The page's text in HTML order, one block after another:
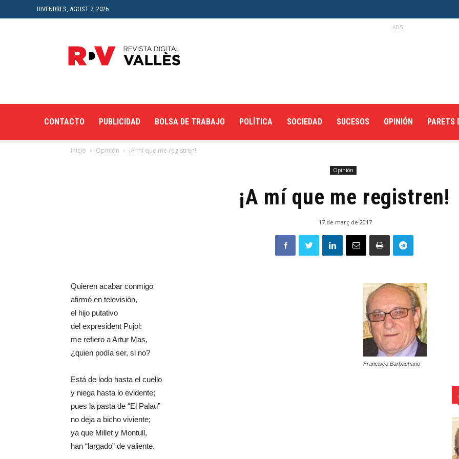
DIVENDRES, AGOST 7, 2026
Digital
del
ADS
CONTACTO PUBLICIDAD BOLSA DE TRABAJO POLÍTICA SOCIEDAD SUCESOS OPINIÓN PARETS
Inicio Opinión ¡A mí que me registren!
Opinión
¡A mí que me registren!
17 de març de 2017
Francisco Barbachano
Quieren acabar conmigo
afirmó en televisión,
el hijo putativo
del expresident Pujol:
me refiero a Artur Mas,
¿quien podía ser, si no?
Está de lodo hasta el cuello
y niega hasta lo evidente;
pues la pasta de “El Palau”
no deja a bicho viviente;
ya que Millet y Montull,
han “largado” de valiente.